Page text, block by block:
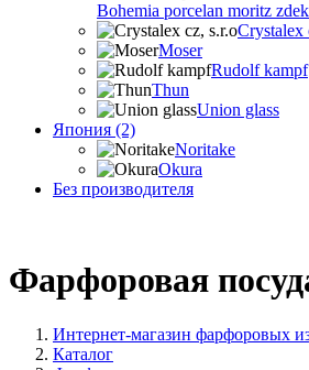
Bohemia porcelan moritz
Crystalex
Moser
Rudolf kampf
Thun
Union glass
Япония (2)
Noritake
Okura
Без производителя
Фарфоровая
Интернет-магазин фарфоровых
Каталог